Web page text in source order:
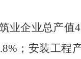
业企业总产值
；安装工程